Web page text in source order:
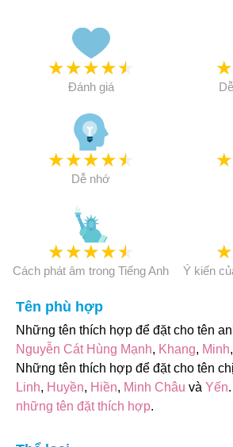
★★★★★
Đánh giá
★
★★★★★
Dễ nhớ
★
★★★★★
Cách phát âm trong Tiếng Anh
★
Ý kiến
Tên phù hợp
Những tên thích hợp để đặt cho tên
Nguyễn Cát Hùng Mạnh, Khang, Minh,
Những tên thích hợp để đặt cho tên
Linh, Huyền, Hiền, Minh Châu và Yến
những tên đặt thích hợp.